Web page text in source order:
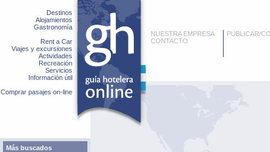
Destinos
Alojamientos
Gastronomía
Rent a Car
Viajes y excursiones
Actividades
Recreación
Servicios
Información útil
Comprar pasajes on-line
Más buscados
NUESTRA EMPRESA
CONTACTO
PUBLICAR/